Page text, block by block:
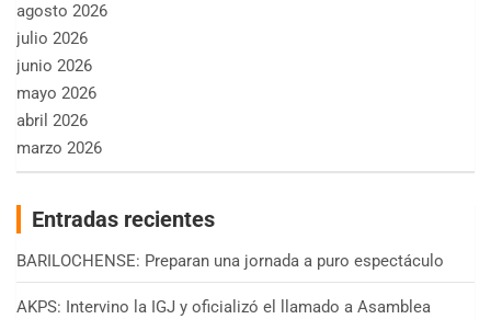
agosto 2026
julio 2026
junio 2026
mayo 2026
abril 2026
marzo 2026
Entradas recientes
BARILOCHENSE: Preparan una jornada a puro espectáculo
AKPS: Intervino la IGJ y oficializó el llamado a Asamblea